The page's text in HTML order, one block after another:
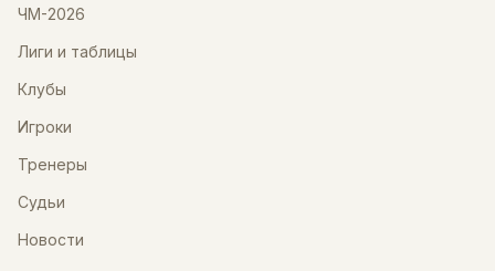
ЧМ-2026
Лиги и таблицы
Клубы
Игроки
Тренеры
Судьи
Новости